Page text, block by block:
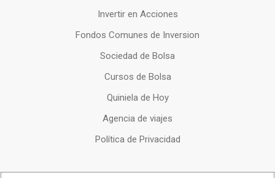
Invertir en Acciones
Fondos Comunes de Inversion
Sociedad de Bolsa
Cursos de Bolsa
Quiniela de Hoy
Agencia de viajes
Política de Privacidad